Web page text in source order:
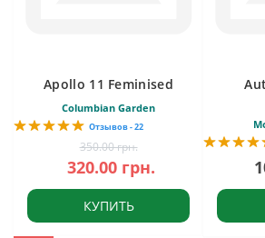
Apollo 11 Feminised
Columbian Garden
Отзывов - 22
350.00 грн.
320.00 грн.
КУПИТЬ